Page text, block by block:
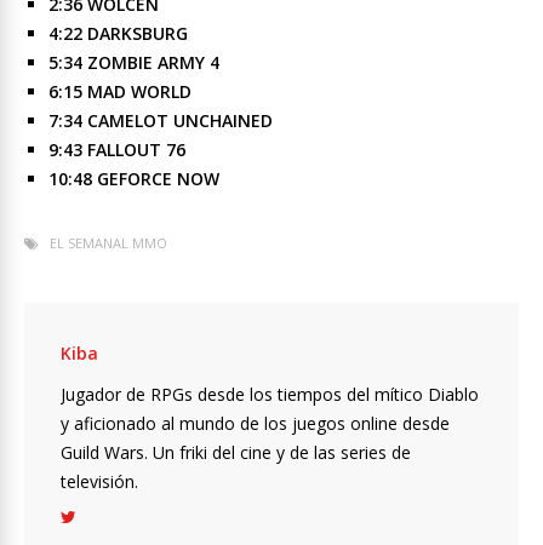
4:22 DARKSBURG
5:34 ZOMBIE ARMY 4
6:15 MAD WORLD
7:34 CAMELOT UNCHAINED
9:43 FALLOUT 76
10:48 GEFORCE NOW
EL SEMANAL MMO
Kiba
Jugador de RPGs desde los tiempos del mítico Diablo
y aficionado al mundo de los juegos online desde
Guild Wars. Un friki del cine y de las series de
televisión.